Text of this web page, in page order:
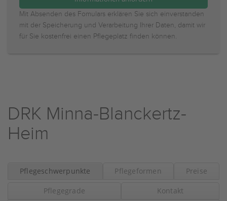
Mit Absenden des Fomulars erklären Sie sich einverstanden
mit der Speicherung und Verarbeitung Ihrer Daten, damit wir
für Sie kostenfrei einen Pflegeplatz finden können.
DRK Minna-Blanckertz-
Heim
Pflegeschwerpunkte Pflegeformen Preise
Pflegegrade Kontakt